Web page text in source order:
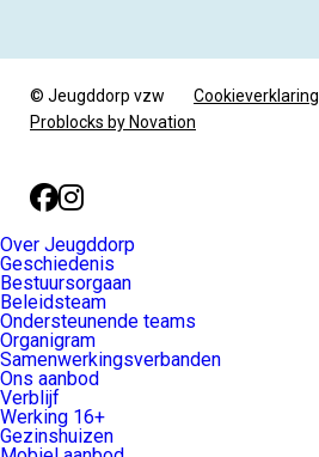
© Jeugddorp vzw Cookieverklaring
Problocks by Novation
Facebook
Instagram
Over Jeugddorp
Geschiedenis
Bestuursorgaan
Beleidsteam
Ondersteunende teams
Organigram
Samenwerkingsverbanden
Ons aanbod
Verblijf
Werking 16+
Gezinshuizen